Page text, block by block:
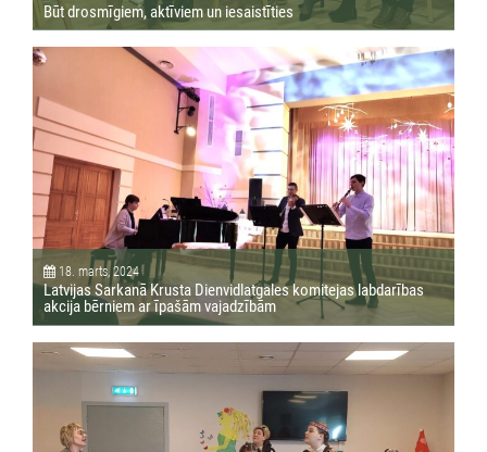
Būt drosmīgiem, aktīviem un iesaistīties
18. marts, 2024
Latvijas Sarkanā Krusta Dienvidlatgales komitejas labdarības
akcija bērniem ar īpašām vajadzībām